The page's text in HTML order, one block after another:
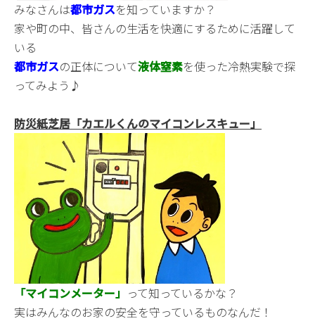
みなさんは都市ガスを知っていますか？
家や町の中、皆さんの生活を快適にするために活躍して
いる
都市ガスの正体について液体窒素を使った冷熱実験で探
ってみよう♪
防災紙芝居「カエルくんのマイコンレスキュー」
「マイコンメーター」 って知っているかな？
実はみんなのお家の安全を守っているものなんだ！